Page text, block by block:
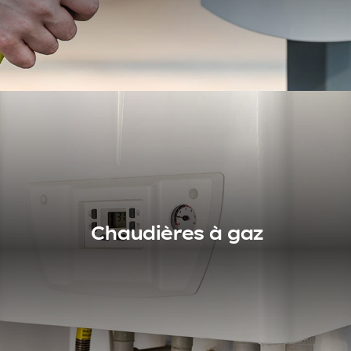
Voir nos produits
Batteries et
bornes de recharge
Propriétaire d'un véhicule électrique ? Et si vous faisiez
installer une borne de recharge sur votre propriété ? Un
pas de plus vers l'écologie et [...]
Chaudières à gaz